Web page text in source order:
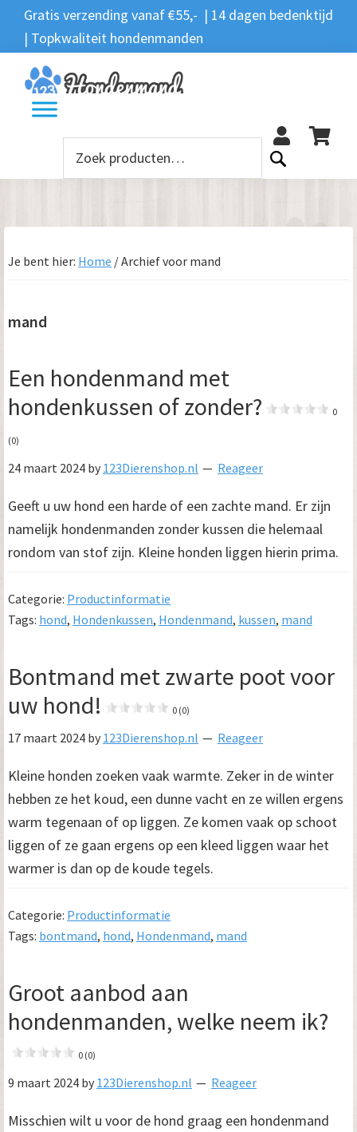
Spring
naar
de
hoofdnavigatie
Door
naar
de
hoofd
inhoud
Spring
naar
de
eerste
sidebar
Spring
naar
de
voettekst
Gratis verzending vanaf €55,- | 14 dagen bedenktijd
| Topkwaliteit hondenmanden
Zoeken
Zoeken
naar:
Je bent hier: Home /Archief voor mand
mand
Een hondenmand met
hondenkussen of zonder?
0
(0)
24 maart 2024 by 123Dierenshop.nl Reageer
Geeft u uw hond een harde of een zachte mand. Er zijn
namelijk hondenmanden zonder kussen die helemaal
rondom van stof zijn. Kleine honden liggen hierin prima.
Categorie: Productinformatie
Tags: hond, Hondenkussen, Hondenmand, kussen, mand
Bontmand met zwarte poot voor
uw hond!
0 (0)
17 maart 2024 by 123Dierenshop.nl Reageer
Kleine honden zoeken vaak warmte. Zeker in de winter
hebben ze het koud, een dunne vacht en ze willen ergens
warm tegenaan of op liggen. Ze komen vaak op schoot
liggen of ze gaan ergens op een kleed liggen waar het
warmer is dan op de koude tegels.
Categorie: Productinformatie
Tags: bontmand, hond, Hondenmand, mand
Groot aanbod aan
hondenmanden, welke neem ik?
0 (0)
9 maart 2024 by 123Dierenshop.nl Reageer
Misschien wilt u voor de hond graag een hondenmand